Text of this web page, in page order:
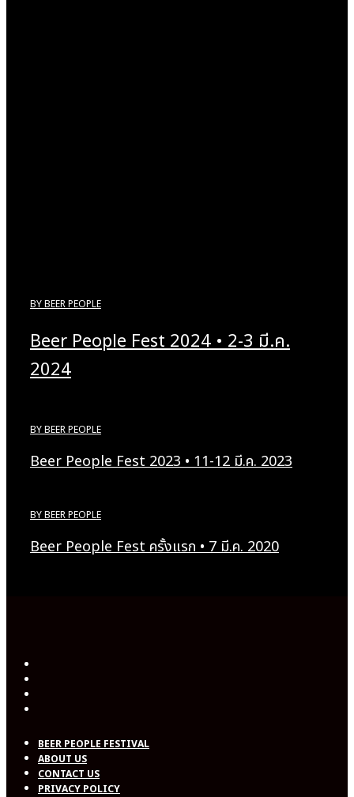
BYBEER PEOPLE
Beer People Fest 2024 • 2-3 มี.ค.
2024
BYBEER PEOPLE
Beer People Fest 2023 • 11-12 มี.ค. 2023
BYBEER PEOPLE
Beer People Fest ครั้งแรก • 7 มี.ค. 2020
BEER PEOPLE FESTIVAL
ABOUT US
CONTACT US
PRIVACY POLICY